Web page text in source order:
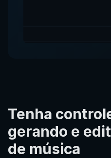
Tenha
gerando e
de música